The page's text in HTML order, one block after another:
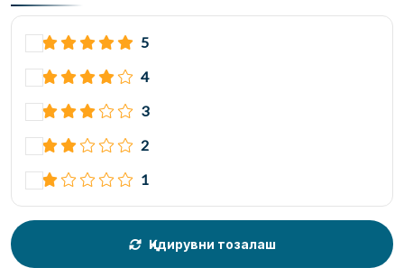
5
4
3
2
1
Қидирувни тозалаш